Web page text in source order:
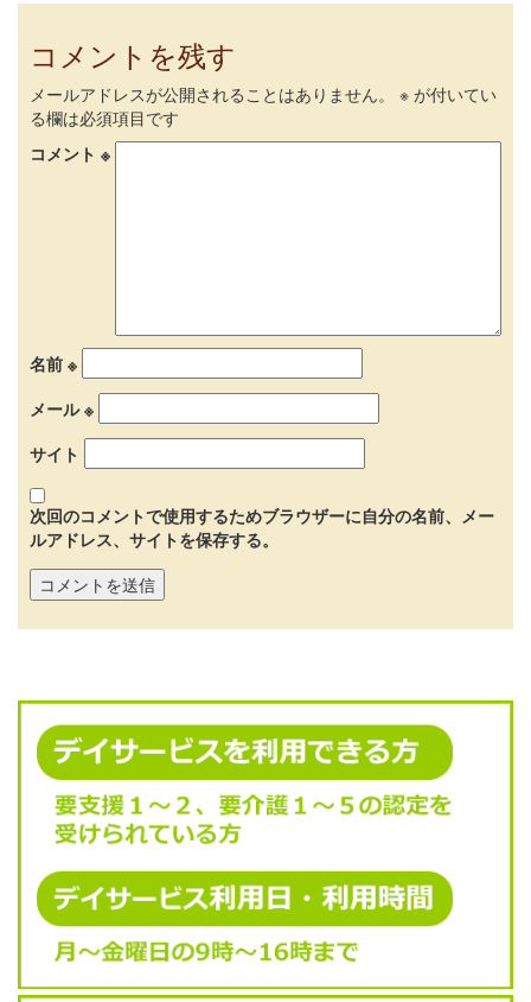
コメントを残す
メールアドレスが公開されることはありません。 ※ が付いてい
る欄は必須項目です
コメント ※
名前 ※
メール※
サイト
次回のコメントで使用するためブラウザーに自分の名前、メー
ルアドレス、サイトを保存する。